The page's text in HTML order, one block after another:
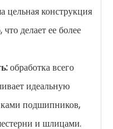
конструкция
делает ее более
обработка всего
идеальную
подшипников,
и шлицами.